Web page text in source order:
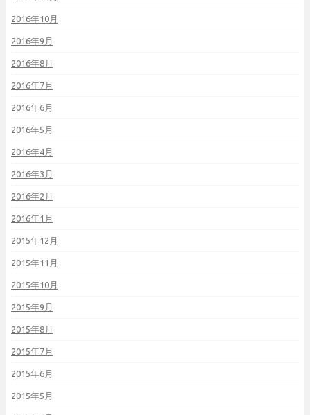
2016年10月
2016年9月
2016年8月
2016年7月
2016年6月
2016年5月
2016年4月
2016年3月
2016年2月
2016年1月
2015年12月
2015年11月
2015年10月
2015年9月
2015年8月
2015年7月
2015年6月
2015年5月